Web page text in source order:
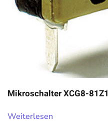
Mikroschalter XCG8-81Z1
Weiterlesen